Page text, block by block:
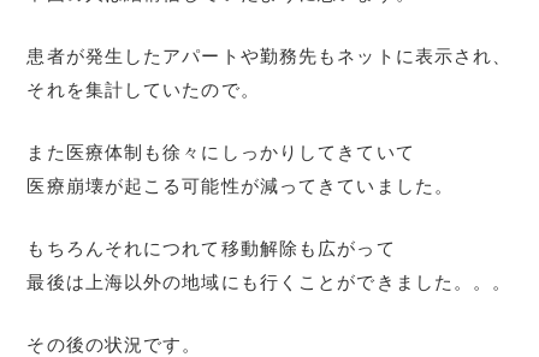
患者が発生したアパートや勤務先もネットに表示され、
それを集計していたので。
また医療体制も徐々にしっかりしてきていて
医療崩壊が起こる可能性が減ってきていました。
もちろんそれにつれて移動解除も広がって
最後は上海以外の地域にも行くことができました。。。
その後の状況です。